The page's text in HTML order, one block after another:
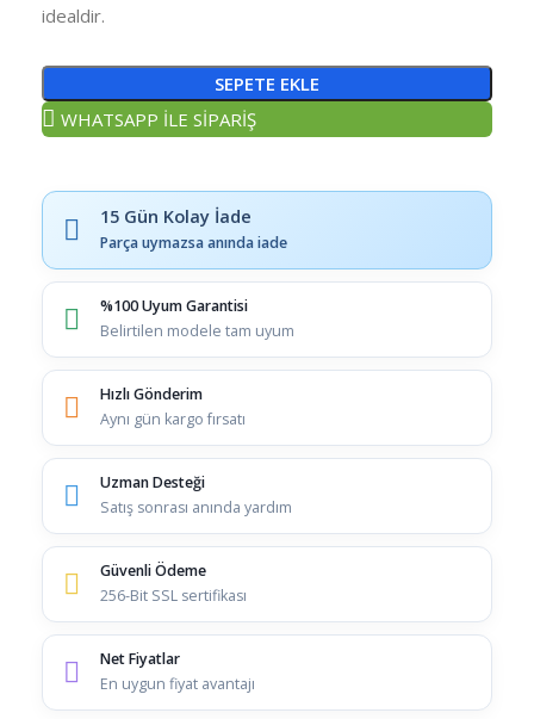
idealdir.
SEPETE EKLE
WHATSAPP İLE SİPARİŞ
15 Gün Kolay İade
Parça uymazsa anında iade
%100 Uyum Garantisi
Belirtilen modele tam uyum
Hızlı Gönderim
Aynı gün kargo fırsatı
Uzman Desteği
Satış sonrası anında yardım
Güvenli Ödeme
256-Bit SSL sertifikası
Net Fiyatlar
En uygun fiyat avantajı